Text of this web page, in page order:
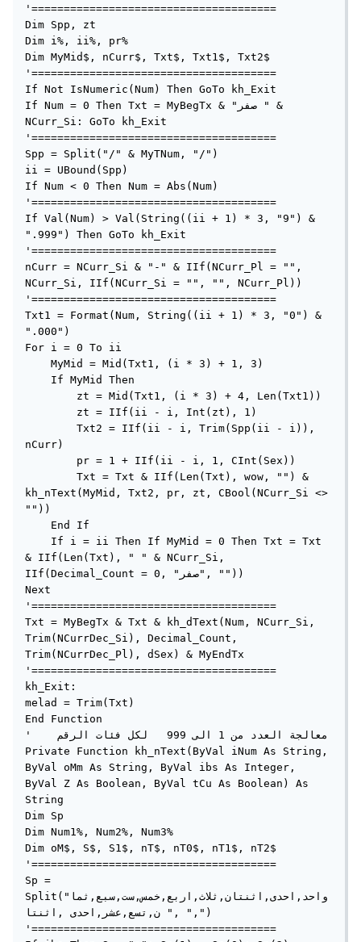
'======================================
Dim Spp, zt
Dim i%, ii%, pr%
Dim MyMid$, nCurr$, Txt$, Txt1$, Txt2$
'======================================
If Not IsNumeric(Num) Then GoTo kh_Exit
If Num = 0 Then Txt = MyBegTx & "صفر " &
NCurr_Si: GoTo kh_Exit
'======================================
Spp = Split("/" & MyTNum, "/")
ii = UBound(Spp)
If Num < 0 Then Num = Abs(Num)
'======================================
If Val(Num) > Val(String((ii + 1) * 3, "9") &
".999") Then GoTo kh_Exit
'======================================
nCurr = NCurr_Si & "-" & IIf(NCurr_Pl = "",
NCurr_Si, IIf(NCurr_Si = "", "", NCurr_Pl))
'======================================
Txt1 = Format(Num, String((ii + 1) * 3, "0") &
".000")
For i = 0 To ii
    MyMid = Mid(Txt1, (i * 3) + 1, 3)
    If MyMid Then
        zt = Mid(Txt1, (i * 3) + 4, Len(Txt1))
        zt = IIf(ii - i, Int(zt), 1)
        Txt2 = IIf(ii - i, Trim(Spp(ii - i)),
nCurr)
        pr = 1 + IIf(ii - i, 1, CInt(Sex))
        Txt = Txt & IIf(Len(Txt), wow, "") &
kh_nText(MyMid, Txt2, pr, zt, CBool(NCurr_Si <>
""))
    End If
    If i = ii Then If MyMid = 0 Then Txt = Txt
& IIf(Len(Txt), " " & NCurr_Si,
IIf(Decimal_Count = 0, "صفر", ""))
Next
'======================================
Txt = MyBegTx & Txt & kh_dText(Num, NCurr_Si,
Trim(NCurrDec_Si), Decimal_Count,
Trim(NCurrDec_Pl), dSex) & MyEndTx
'======================================
kh_Exit:
melad = Trim(Txt)
End Function
'    معالجة العدد من 1 الى 999   لكل فئات الرقم
Private Function kh_nText(ByVal iNum As String,
ByVal oMm As String, ByVal ibs As Integer,
ByVal Z As Boolean, ByVal tCu As Boolean) As
String
Dim Sp
Dim Num1%, Num2%, Num3%
Dim oM$, S$, S1$, nT$, nT0$, nT1$, nT2$
'======================================
Sp =
Split("واحد,احدى,اثنتان,ثلاث,اربع,خمس,ست,سبع,ثما
ن,تسع,عشر,احدى ,اثنتا ", ",")
'======================================